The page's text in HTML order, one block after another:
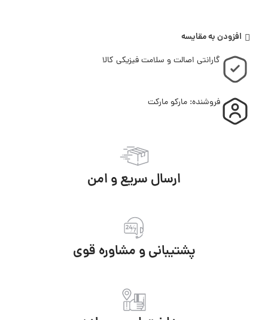
افزودن به مقایسه
گارانتی اصالت و سلامت فیزیکی کالا
فروشنده: مارکو مارکت
ارسال سریع و امن
پشتیبانی و مشاوره قوی